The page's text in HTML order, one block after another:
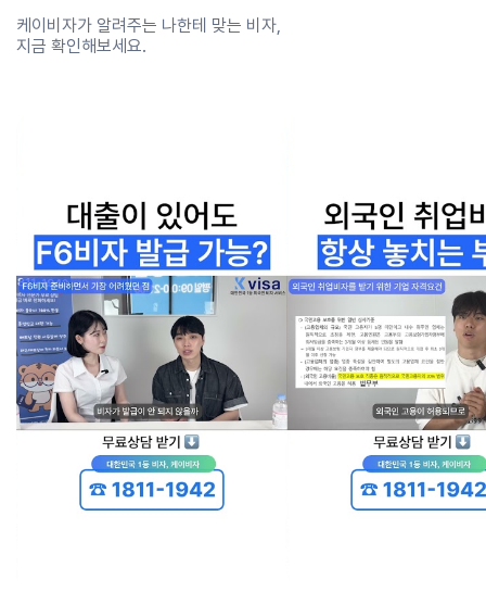
케이비자가 알려주는 나한테 맞는 비자,
지금 확인해보세요.